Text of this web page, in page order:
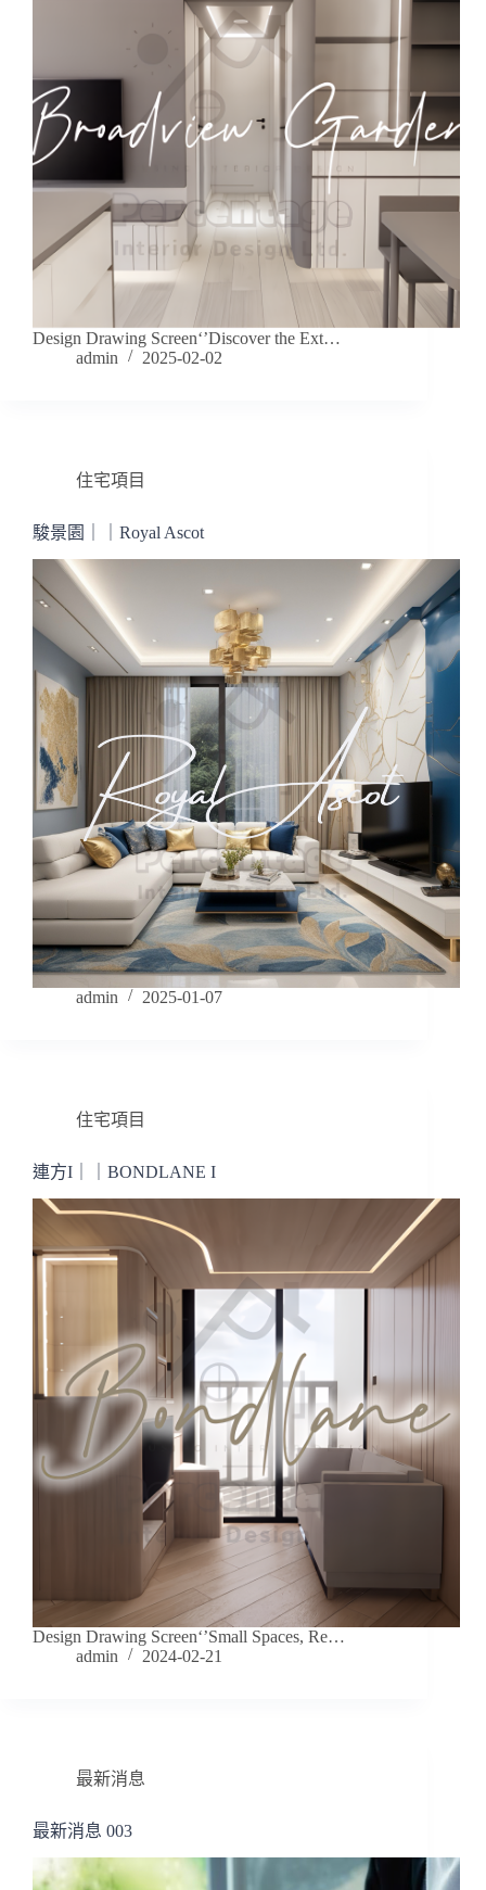
Design Drawing Screen‘’Discover the Ext…
admin
2025-02-02
住宅項目
駿景園｜｜Royal Ascot
admin 2025-01-07
住宅項目
連方I｜｜BONDLANE I
Design Drawing Screen‘’Small Spaces, Re…
admin
2024-02-21
最新消息
最新消息 003